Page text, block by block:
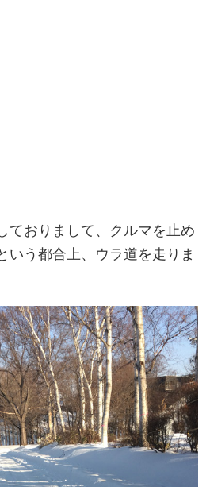
ておりまして、クルマを止め
いう都合上、ウラ道を走りま